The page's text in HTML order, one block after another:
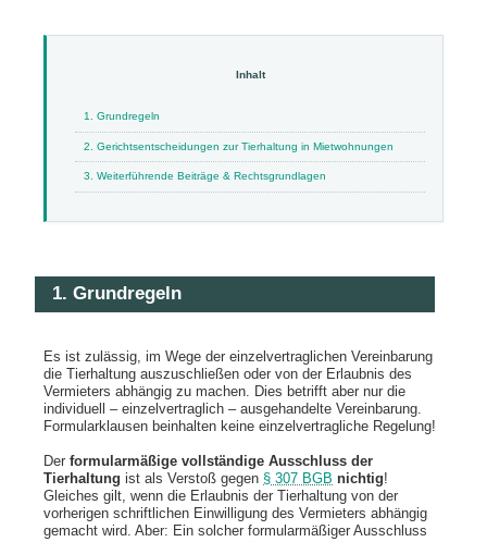
1. Grundregeln
2. Gerichtsentscheidungen zur Tierhaltung in Mietwohnungen
3. Weiterführende Beiträge & Rechtsgrundlagen
1. Grundregeln
Es ist zulässig, im Wege der einzelvertraglichen Vereinbarung
die Tierhaltung auszuschließen oder von der Erlaubnis des
Vermieters abhängig zu machen. Dies betrifft aber nur die
individuell – einzelvertraglich – ausgehandelte Vereinbarung.
Formularklausen beinhalten keine einzelvertragliche Regelung!
Der formularmäßige vollständige Ausschluss der
Tierhaltung ist als Verstoß gegen § 307 BGB nichtig!
Gleiches gilt, wenn die Erlaubnis der Tierhaltung von der
vorherigen schriftlichen Einwilligung des Vermieters abhängig
gemacht wird. Aber: Ein solcher formularmäßiger Ausschluss